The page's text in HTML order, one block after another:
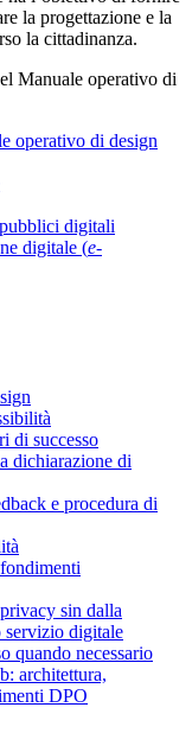
la progettazione e la
la cittadinanza.
Manuale operativo di
operativo di design
digitali
digitale (e-
di successo
dichiarazione di
e procedura di
sin dalla
servizio digitale
quando necessario
architettura,
DPO